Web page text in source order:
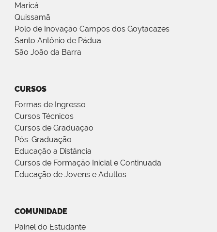
Maricá
Quissamã
Polo de Inovação Campos dos Goytacazes
Santo Antônio de Pádua
São João da Barra
CURSOS
Formas de Ingresso
Cursos Técnicos
Cursos de Graduação
Pós-Graduação
Educação a Distância
Cursos de Formação Inicial e Continuada
Educação de Jovens e Adultos
COMUNIDADE
Painel do Estudante